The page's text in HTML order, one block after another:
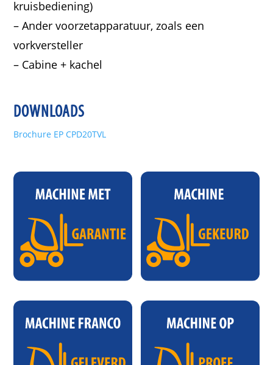
kruisbediening)
– Ander voorzetapparatuur, zoals een
vorkversteller
– Cabine + kachel
DOWNLOADS
Brochure EP CPD20TVL